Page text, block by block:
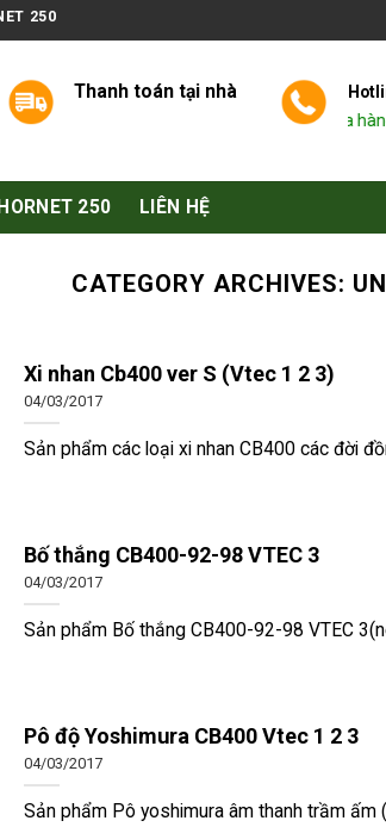
250
Thanh toán tại nhà
Hãy gọi chúng tôi khi có nhu cầu tư vấn mua hàng!.
Phụ tùng
250 LIÊN HỆ
CATEGORY ARCHIVES:
Xi nhan Cb400 ver S (Vtec 1 2 3)
04/03/2017
Sản phẩm các loại xi nhan CB400 các đời
Bố thắng CB400-92-98 VTEC 3
04/03/2017
Sản phẩm Bố thắng CB400-92-98 VTEC
Pô độ Yoshimura CB400 Vtec 1 2 3
04/03/2017
Sản phẩm Pô yoshimura âm thanh trầm